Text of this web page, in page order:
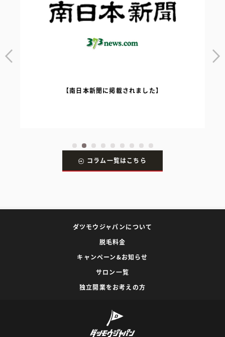
【南日本新聞に掲載されました】
コラム一覧はこちら
ダツモウジャパンについて
脱毛料金
キャンペーン&お知らせ
サロン一覧
独立開業をお考えの方